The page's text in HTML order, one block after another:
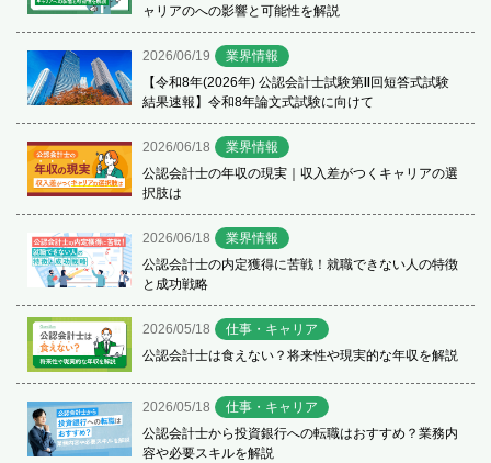
ャリアのへの影響と可能性を解説
2026/06/19
業界情報
【令和8年(2026年) 公認会計士試験第Ⅱ回短答式試験
結果速報】令和8年論文式試験に向けて
2026/06/18
業界情報
公認会計士の年収の現実｜収入差がつくキャリアの選
択肢は
2026/06/18
業界情報
公認会計士の内定獲得に苦戦！就職できない人の特徴
と成功戦略
2026/05/18
仕事・キャリア
公認会計士は食えない？将来性や現実的な年収を解説
2026/05/18
仕事・キャリア
公認会計士から投資銀行への転職はおすすめ？業務内
容や必要スキルを解説